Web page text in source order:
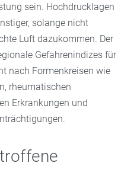
sein. Hochdrucklagen
solange nicht
Luft dazukommen. Der
Gefahrenindizes für
nach Formenkreisen wie
rheumatischen
Erkrankungen und